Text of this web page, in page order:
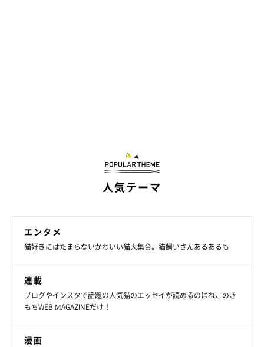
人気テーマ
エンタメ
猫好きにはたまらないかわいい猫大集合。猫飼いさんあるあるも
連載
ブログやインスタで話題の人気猫のエッセイが読めるのはねこのき
もちWEB MAGAZINEだけ！
漫画